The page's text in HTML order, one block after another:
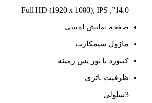
14.0”, Full HD (1920 x 1080), IPS
صفحه نمایش لمسی
ماژول سیمکارت
کیبورد با نور پس زمینه
ظرفیت باتری
3سلولی